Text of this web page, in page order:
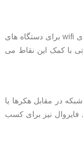
این نقاط اقدام به فراهم کردن پوشش‌ های wifi برای دستگاه‌ های
با کمک این نقاط می‌
در مقابل هکرها یا
نیز برای کسب